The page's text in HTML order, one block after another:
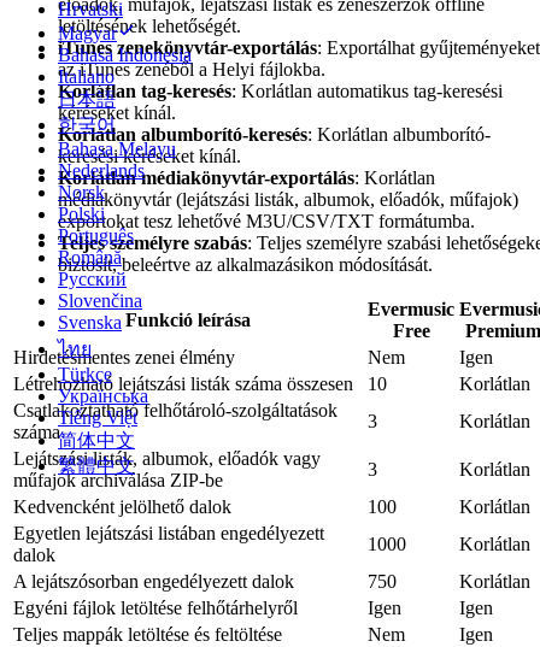
Hrvatski
Magyar
Bahasa Indonesia
Italiano
日本語
한국어
Bahasa Melayu
Nederlands
Norsk
Polski
Português
Română
Русский
Slovenčina
Svenska
ไทย
Türkçe
Українська
Tiếng Việt
简体中文
繁體中文
előadók, műfajok, lejátszási listák és zeneszerzők offline
letöltésének lehetőségét.
iTunes zenekönyvtár-exportálás: Exportálhat gyűjteményeket
az iTunes zenéből a Helyi fájlokba.
Korlátlan tag-keresés: Korlátlan automatikus tag-keresési
kéréseket kínál.
Korlátlan albumborító-keresés: Korlátlan albumborító-
keresési kéréseket kínál.
Korlátlan médiakönyvtár-exportálás: Korlátlan
médiakönyvtár (lejátszási listák, albumok, előadók, műfajok)
exportokat tesz lehetővé M3U/CSV/TXT formátumba.
Teljes személyre szabás: Teljes személyre szabási
biztosít, beleértve az alkalmazásikon módosítását.
Funkció leírása
Evermusic
Free
Premium
Hirdetésmentes zenei élmény
Nem
Igen
Létrehozható lejátszási listák száma összesen
10
Korlátlan
Csatlakoztatható felhőtároló-szolgáltatások
száma
3
Korlátlan
Lejátszási listák, albumok, előadók vagy
műfajok archiválása ZIP-be
3
Korlátlan
Kedvencként jelölhető dalok
100
Korlátlan
Egyetlen lejátszási listában engedélyezett
dalok
1000
Korlátlan
A lejátszósorban engedélyezett dalok
750
Korlátlan
Egyéni fájlok letöltése felhőtárhelyről
Igen
Igen
Teljes mappák letöltése és feltöltése
Nem
Igen